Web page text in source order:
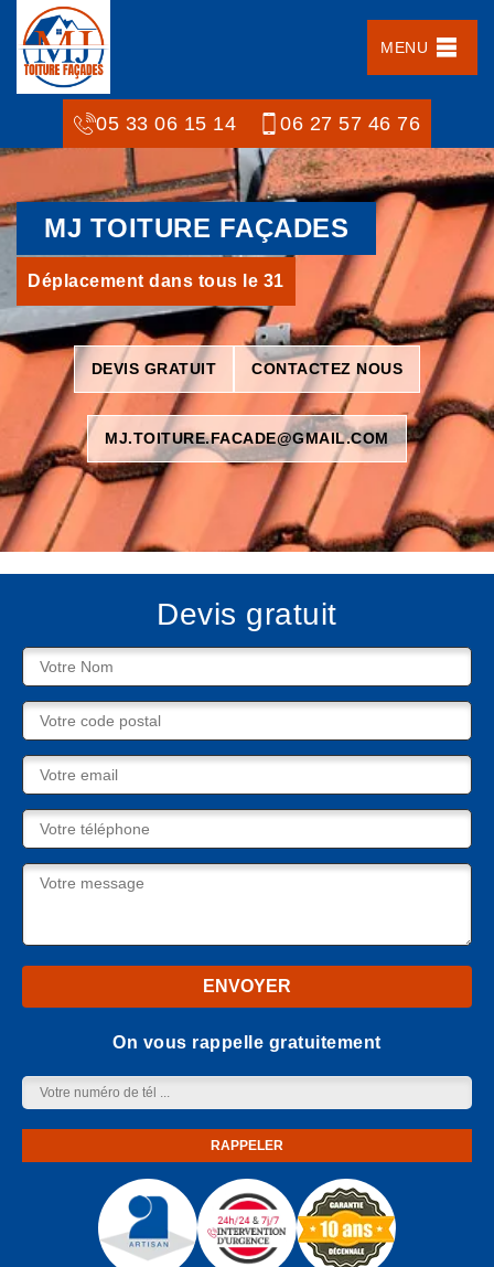
MENU
05 33 06 15 14 06 27 57 46 76
MJ TOITURE FAÇADES
Déplacement dans tous le 31
DEVIS GRATUIT CONTACTEZ NOUS
MJ.TOITURE.FACADE@GMAIL.COM
Devis gratuit
On vous rappelle gratuitement